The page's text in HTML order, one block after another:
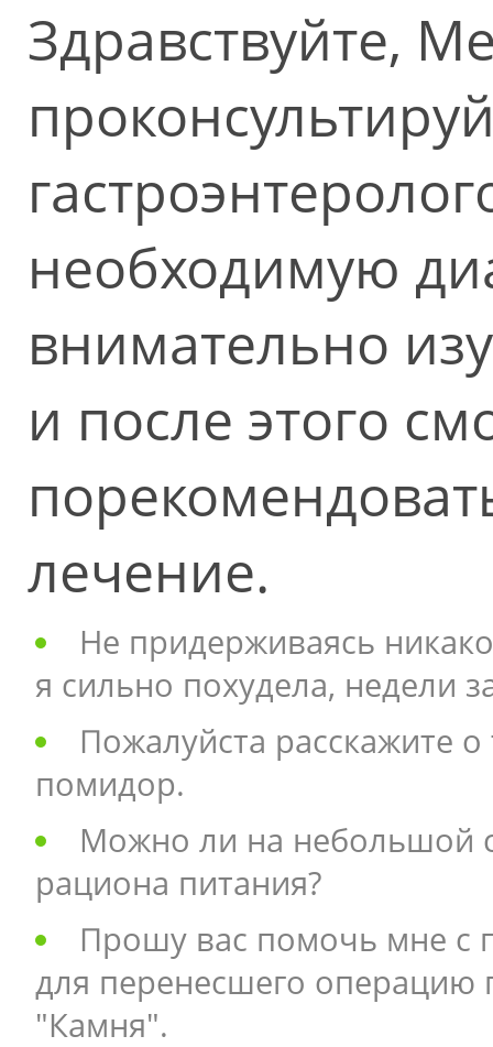
Здравствуйте,
необходимую
внимательно
и после этого
лечение.
Не придерживаясь
я сильно похудела, недели
Пожалуйста расскажите
помидор.
Можно ли на небольшой
рациона питания?
Прошу вас помочь мне с
для перенесшего операцию
"Камня".